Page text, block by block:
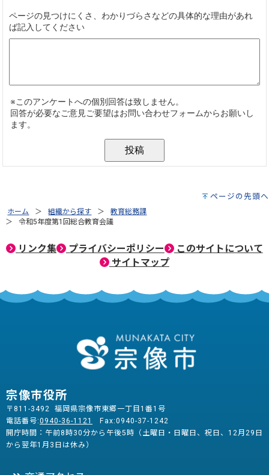
ページの先頭へ
ホーム 組織から探す
教育総務課
令和5年度第1回総合教育会議
リンク集 プライバシーポリシー
このサイトについて
サイトマップ
宗像市役所
〒811-3492 福岡県宗像市東郷一丁目1番1号
電話番号:0940-36-1121
Fax:0940-37-1242
開庁時間：午前8時30分から午後5時（土曜日・日曜日、祝日、12月29日
から翌年1月3日は休み）